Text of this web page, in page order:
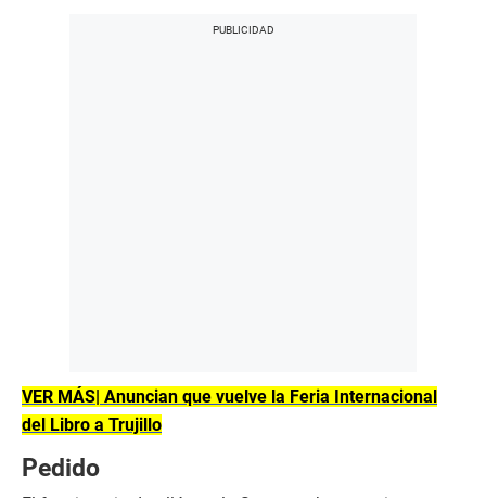
VER MÁS| Anuncian que vuelve la Feria Internacional
del Libro a Trujillo
Pedido